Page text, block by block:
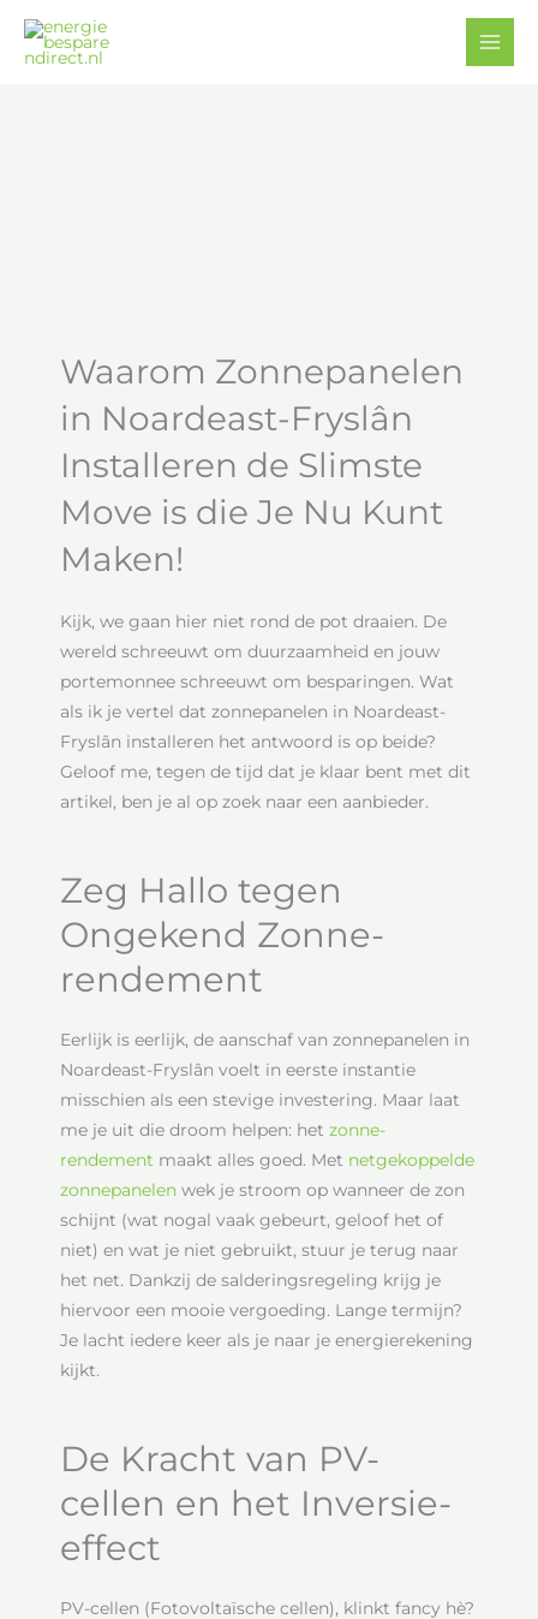
naar
Waarom Zonnepanelen
in Noardeast-Fryslân
Installeren de Slimste
Move is die Je Nu Kunt
Maken!
Kijk, we gaan hier niet rond de pot draaien. De
wereld schreeuwt om duurzaamheid en jouw
portemonnee schreeuwt om besparingen. Wat
als ik je vertel dat zonnepanelen in Noardeast-
Fryslân installeren het antwoord is op beide?
Geloof me, tegen de tijd dat je klaar bent met dit
artikel, ben je al op zoek naar een aanbieder.
Zeg Hallo tegen
Ongekend Zonne-
rendement
Eerlijk is eerlijk, de aanschaf van zonnepanelen in
Noardeast-Fryslân voelt in eerste instantie
misschien als een stevige investering. Maar laat
me je uit die droom helpen: het zonne-
rendement maakt alles goed. Met netgekoppelde
zonnepanelen wek je stroom op wanneer de zon
schijnt (wat nogal vaak gebeurt, geloof het of
niet) en wat je niet gebruikt, stuur je terug naar
het net. Dankzij de salderingsregeling krijg je
hiervoor een mooie vergoeding. Lange termijn?
Je lacht iedere keer als je naar je energierekening
kijkt.
De Kracht van PV-
cellen en het Inversie-
effect
PV-cellen (Fotovoltaïsche cellen), klinkt fancy hè?